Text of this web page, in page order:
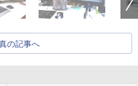
の記事へ